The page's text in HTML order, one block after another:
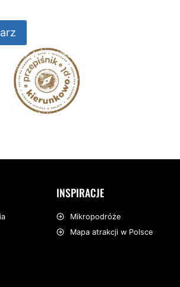
INSPIRACJE
Mikropodróże
Mapa atrakcji w Polsce